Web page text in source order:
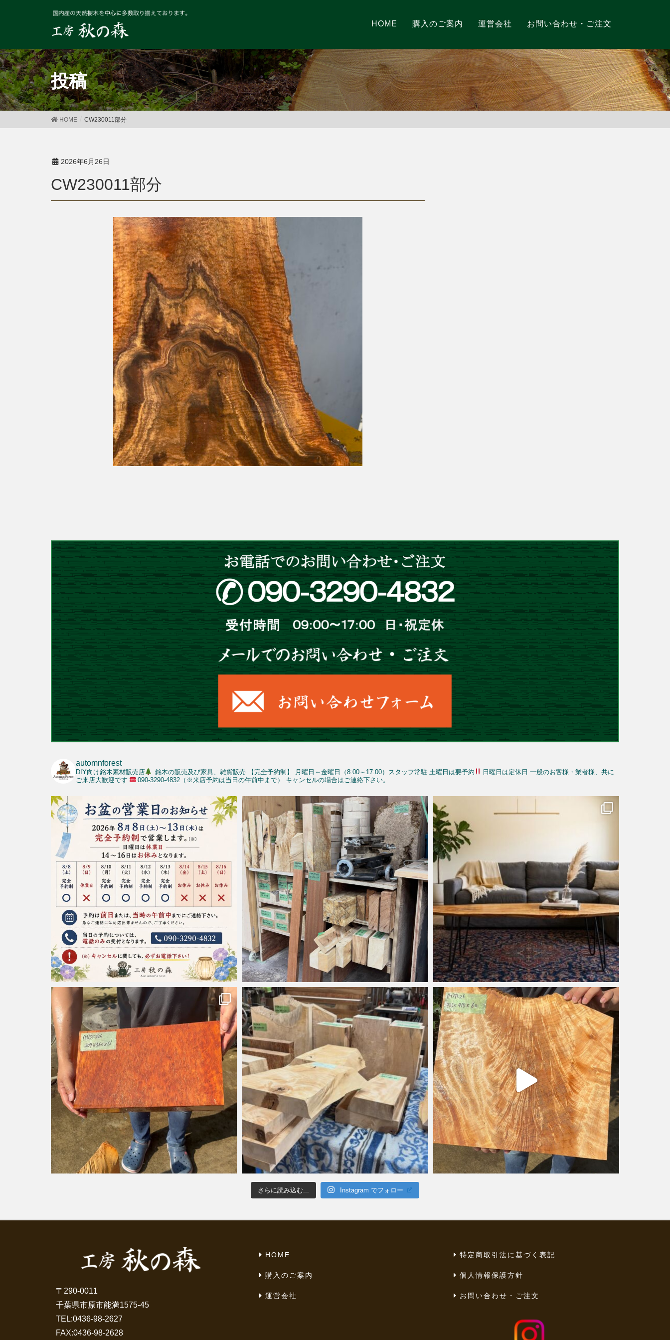
HOME 購入のご案内 運営会社 お問い合わせ・ご注文
投稿
HOME CW230011部分
2026年6月26日
CW230011部分
automnforest
DIY向け銘木素材販売店 銘木の販売及び家具、雑貨販売 【完全予約制】 月曜日～金曜日（8:00～17:00）スタッフ常駐 土曜日は要予約 日曜日は定休日 一般のお客様・業者様、共に
ご来店大歓迎です
090-3290-4832（※来店予約は当日の午前中まで） キャンセルの場合はご連絡下さい。
さらに読み込む... Instagram でフォロー
〒290-0011
千葉県市原市能満1575-45
TEL:0436-98-2627
FAX:0436-98-2628
HOME
購入のご案内
運営会社
特定商取引法に基づく表記
個人情報保護方針
お問い合わせ・ご注文